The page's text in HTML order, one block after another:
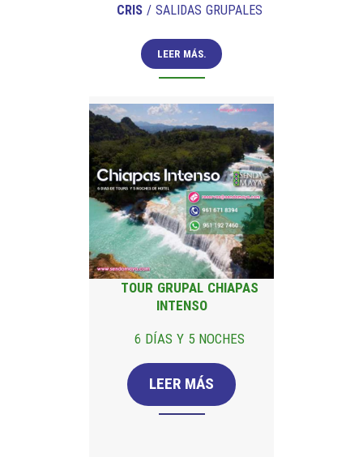
CRIS / SALIDAS GRUPALES
LEER MÁS.
TOUR GRUPAL CHIAPAS
INTENSO
6 DÍAS Y 5 NOCHES
LEER MÁS